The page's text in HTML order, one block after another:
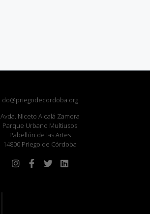
do@priegodecordoba.org
Avda. Niceto Alcalá Zamora
Parque Urbano Multiusos
Pabellón de las Artes
14800 Priego de Córdoba